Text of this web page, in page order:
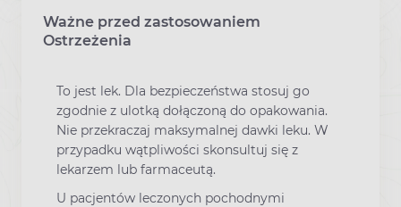
Ważne przed zastosowaniem
Ostrzeżenia
To jest lek. Dla bezpieczeństwa stosuj go
zgodnie z ulotką dołączoną do opakowania.
Nie przekraczaj maksymalnej dawki leku. W
przypadku wątpliwości skonsultuj się z
lekarzem lub farmaceutą.
U pacjentów leczonych pochodnymi